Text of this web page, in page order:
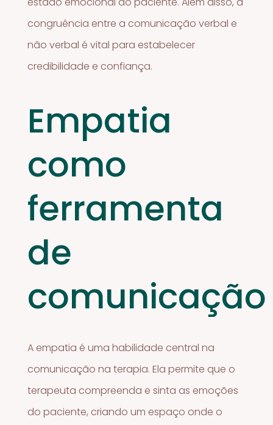
congruência entre a comunicação verbal e
não verbal é vital para estabelecer
credibilidade e confiança.
Empatia
como
ferramenta
de
comunicação
A empatia é uma habilidade central na
comunicação na terapia. Ela permite que o
terapeuta compreenda e sinta as emoções
do paciente, criando um espaço onde o